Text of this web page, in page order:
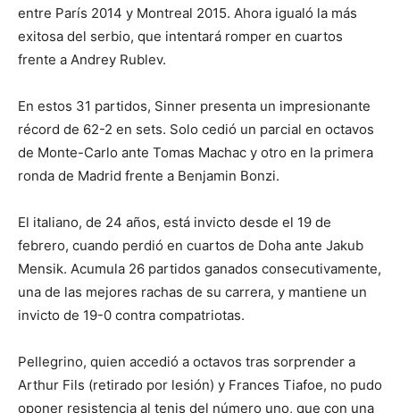
entre París 2014 y Montreal 2015. Ahora igualó la más
exitosa del serbio, que intentará romper en cuartos
frente a Andrey Rublev.
En estos 31 partidos, Sinner presenta un impresionante
récord de 62-2 en sets. Solo cedió un parcial en octavos
de Monte-Carlo ante Tomas Machac y otro en la primera
ronda de Madrid frente a Benjamin Bonzi.
El italiano, de 24 años, está invicto desde el 19 de
febrero, cuando perdió en cuartos de Doha ante Jakub
Mensik. Acumula 26 partidos ganados consecutivamente,
una de las mejores rachas de su carrera, y mantiene un
invicto de 19-0 contra compatriotas.
Pellegrino, quien accedió a octavos tras sorprender a
Arthur Fils (retirado por lesión) y Frances Tiafoe, no pudo
oponer resistencia al tenis del número uno, que con una